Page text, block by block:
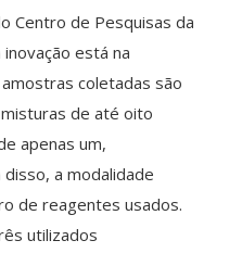
Centro de Pesquisas da
está na
coletadas são
de até oito
apenas um,
a modalidade
de reagentes usados.
utilizados